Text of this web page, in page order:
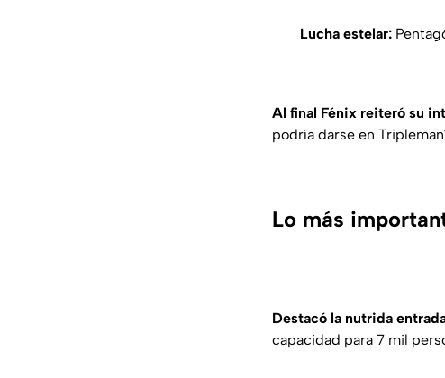
Lucha estelar:
Al final Fénix reiteró su
podría darse en
Lo más
Destacó la nutrida
capacidad para 7 mil